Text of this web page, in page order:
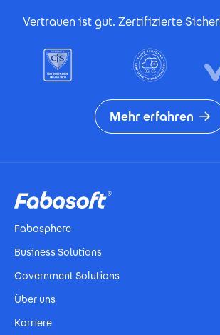
Vertrauen ist gut. Zertifizierte
Mehr erfahren
Fabasphere
Business Solutions
Government Solutions
Über uns
Karriere